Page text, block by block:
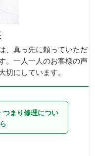
、真っ先に頼っていただ
。一人一人のお客様の声
切にしています。
つまり修理につい